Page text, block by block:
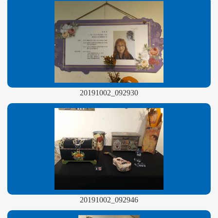
20191002_092930
20191002_092946